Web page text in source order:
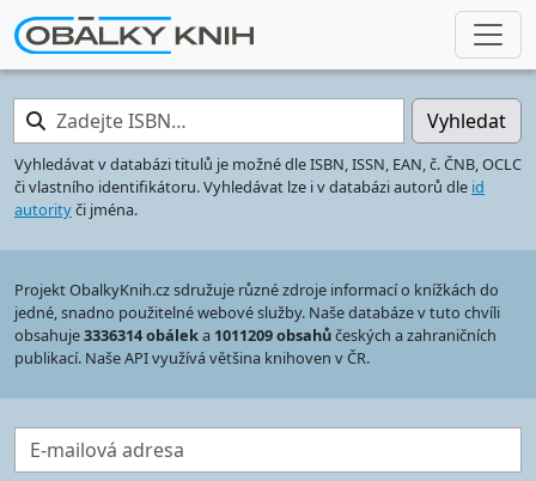
Zadejte ISBN… Vyhledat
Vyhledávat v databázi titulů je možné dle ISBN, ISSN, EAN, č. ČNB, OCLC
či vlastního identifikátoru. Vyhledávat lze i v databázi autorů dle id
autorityči jména.
Projekt ObalkyKnih.cz sdružuje různé zdroje informací o knížkách do
jedné, snadno použitelné webové služby. Naše databáze v tuto chvíli
obsahuje3336314 obáleka 1011209 obsahůčeských a zahraničních
publikací. Naše API využívá většina knihoven v ČR.
E-mailová adresa